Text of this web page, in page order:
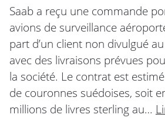
Saab a reçu une commande
avions de surveillance
part d’un client non divulgué
avec des livraisons prévues
la société. Le contrat est
de couronnes suédoises, soit
millions de livres sterling au…